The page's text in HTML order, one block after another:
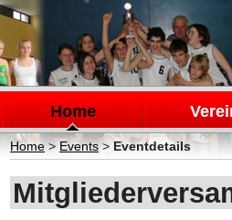
Navigation
überspringen
Home
Home> Events> Eventdetails